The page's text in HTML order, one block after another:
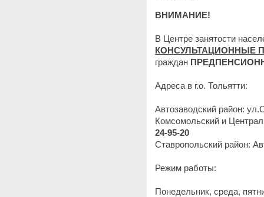
ВНИМАНИЕ!
В Центре занятости
КОНСУЛЬТАЦИОННЫЕ
граждан
Адреса в г.о. Тольятти:
Автозаводский район:
Комсомольский и
24-95-20
Ставропольский район:
Режим работы:
Понедельник, среда,